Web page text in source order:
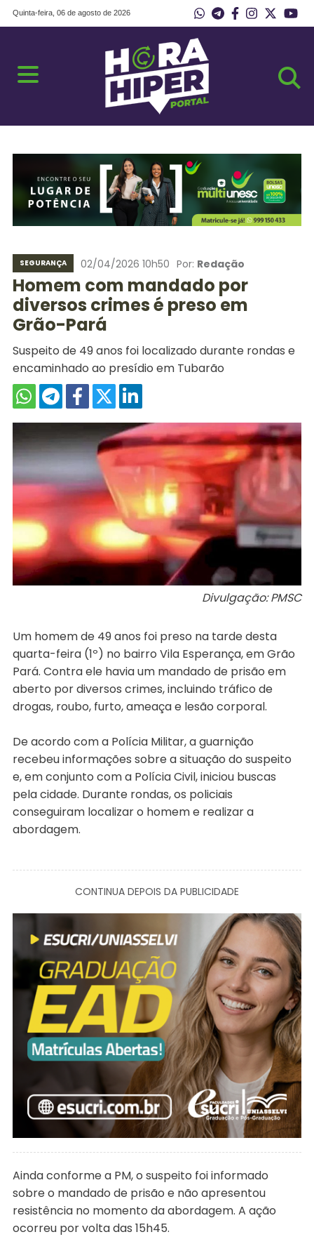
Quinta-feira, 06 de agosto de 2026
SEGURANÇA 02/04/2026 10h50 Por: Redação
Homem com mandado por
diversos crimes é preso em
Grão-Pará
Suspeito de 49 anos foi localizado durante rondas e
encaminhado ao presídio em Tubarão
Divulgação: PMSC
Um homem de 49 anos foi preso na tarde desta
quarta-feira (1º) no bairro Vila Esperança, em Grão
Pará. Contra ele havia um mandado de prisão em
aberto por diversos crimes, incluindo tráfico de
drogas, roubo, furto, ameaça e lesão corporal.
De acordo com a Polícia Militar, a guarnição
recebeu informações sobre a situação do suspeito
e, em conjunto com a Polícia Civil, iniciou buscas
pela cidade. Durante rondas, os policiais
conseguiram localizar o homem e realizar a
abordagem.
CONTINUA DEPOIS DA PUBLICIDADE
Ainda conforme a PM, o suspeito foi informado
sobre o mandado de prisão e não apresentou
resistência no momento da abordagem. A ação
ocorreu por volta das 15h45.